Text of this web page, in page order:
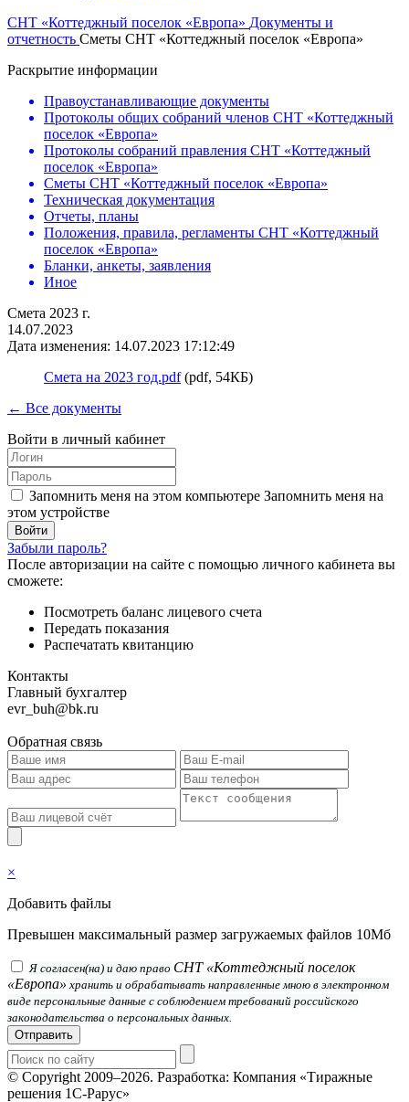
СНТ «Коттеджный поселок «Европа» Документы и
отчетность Сметы СНТ «Коттеджный поселок «Европа»
Раскрытие информации
Правоустанавливающие документы
Протоколы общих собраний членов СНТ «Коттеджный
поселок «Европа»
Протоколы собраний правления СНТ «Коттеджный
поселок «Европа»
Сметы СНТ «Коттеджный поселок «Европа»
Техническая документация
Отчеты, планы
Положения, правила, регламенты СНТ «Коттеджный
поселок «Европа»
Бланки, анкеты, заявления
Иное
Смета 2023 г.
14.07.2023
Дата изменения: 14.07.2023 17:12:49
Смета на 2023 год.pdf(pdf, 54КБ)
← Все документы
Войти в личный кабинет
Запомнить меня на этом компьютере Запомнить меня на
этом устройстве
Забыли пароль?
После авторизации на сайте с помощью личного кабинета вы
сможете:
Посмотреть баланс лицевого счета
Передать показания
Распечатать квитанцию
Контакты
Главный бухгалтер
evr_buh@bk.ru
Обратная связь
×
Добавить файлы
Превышен максимальный размер загружаемых файлов 10Мб
Я согласен(на) и даю право СНТ «Коттеджный поселок
«Европа» хранить и обрабатывать направленные мною в электронном
виде персональные данные с соблюдением требований российского
законодательства о персональных данных.
Отправить
© Copyright 2009–2026. Разработка: Компания «Тиражные
решения 1С-Рарус»